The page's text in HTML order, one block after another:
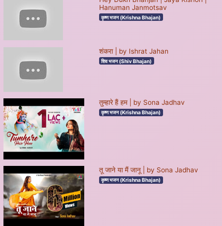
Hanuman Janmotsav
कृष्ण भजन (Krishna Bhajan)
शंकरा | by Ishrat Jahan
शिव भजन (Shiv Bhajan)
तुम्हारे हैं हम | by Sona Jadhav
कृष्ण भजन (Krishna Bhajan)
तू जाने या मैं जानू | by Sona Jadhav
कृष्ण भजन (Krishna Bhajan)